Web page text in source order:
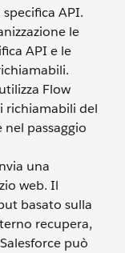
API.
le
API e le
Flow
richiamabili del
passaggio
una
web. Il
basato sulla
recupera,
può